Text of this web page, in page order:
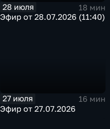
28 июля
18 мин
Эфир от 28.07.2026 (11:40)
27 июля
16 мин
Эфир от 27.07.2026